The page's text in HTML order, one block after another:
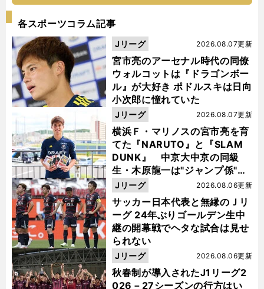
各スポーツコラム記事
宮市亮のアーセナル時代の同僚
ウォルコットは『ドラゴンボー
ル』が大好き ポドルスキは日向
小次郎に憧れていた
2026.08.07更新
Jリーグ
横浜Ｆ・マリノスの宮市亮を育
てた『NARUTO』と『SLAM
DUNK』 中京大中京の同級
生・木原龍一は"ジャンプ係"だ
った
2026.08.07更新
Jリーグ
サッカー日本代表と無縁のＪリ
ーグ 24年ぶりゴールデン生中
継の開幕戦でヘタな試合は見せ
られない
2026.08.06更新
Jリーグ
秋春制が導入されたJ1リーグ2
026－27シーズンの行方はい
2026.08.06更新
Jリーグ